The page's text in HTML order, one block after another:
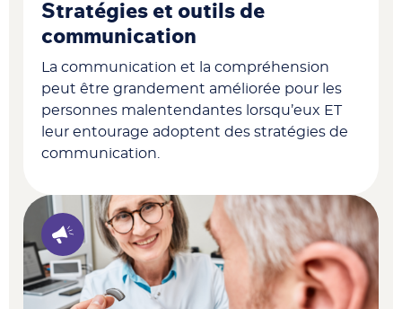
Stratégies et outils de
communication
La communication et la compréhension
peut être grandement améliorée pour les
personnes malentendantes lorsqu’eux ET
leur entourage adoptent des stratégies de
communication.